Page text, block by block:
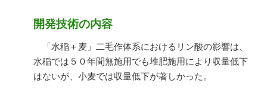
開発技術の内容
「水稲＋麦」二毛作体系におけるリン酸の影響は、
水稲では５０年間無施用でも堆肥施用により収量低下
はないが、小麦では収量低下が著しかった。